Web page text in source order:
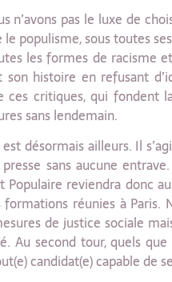
n’avons pas le luxe de
populisme, sous toutes
les formes de racisme
son histoire en refusant
ces critiques, qui fondent
sans lendemain.
est désormais ailleurs. Il
sans aucune
Populaire reviendra donc
réunies à Paris.
de justice sociale
Au second tour, quels
candidat(e) capable de